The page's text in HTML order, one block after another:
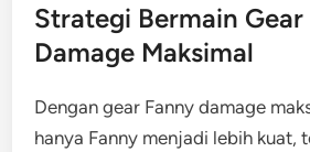
Strategi Bermain Gear
Damage Maksimal
Dengan gear Fanny damage
hanya Fanny menjadi lebih kuat,